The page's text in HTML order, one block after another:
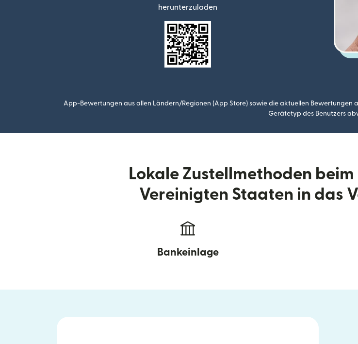
herunterzuladen
App-Bewertungen aus allen Ländern/Regionen (App Store) sowie die aktuellen Bewertungen
Gerätetyp des Benutzers
Lokale Zustellmethoden
Vereinigten Staaten in das
Bankeinlage